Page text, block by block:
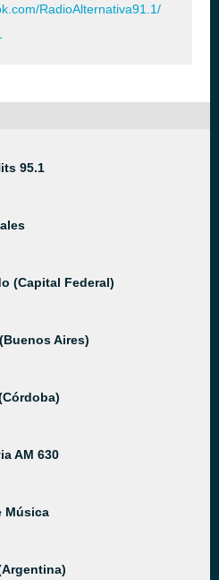
RadioAlternativa91.1/
95.1
(Capital Federal)
Aires)
AM 630
Música